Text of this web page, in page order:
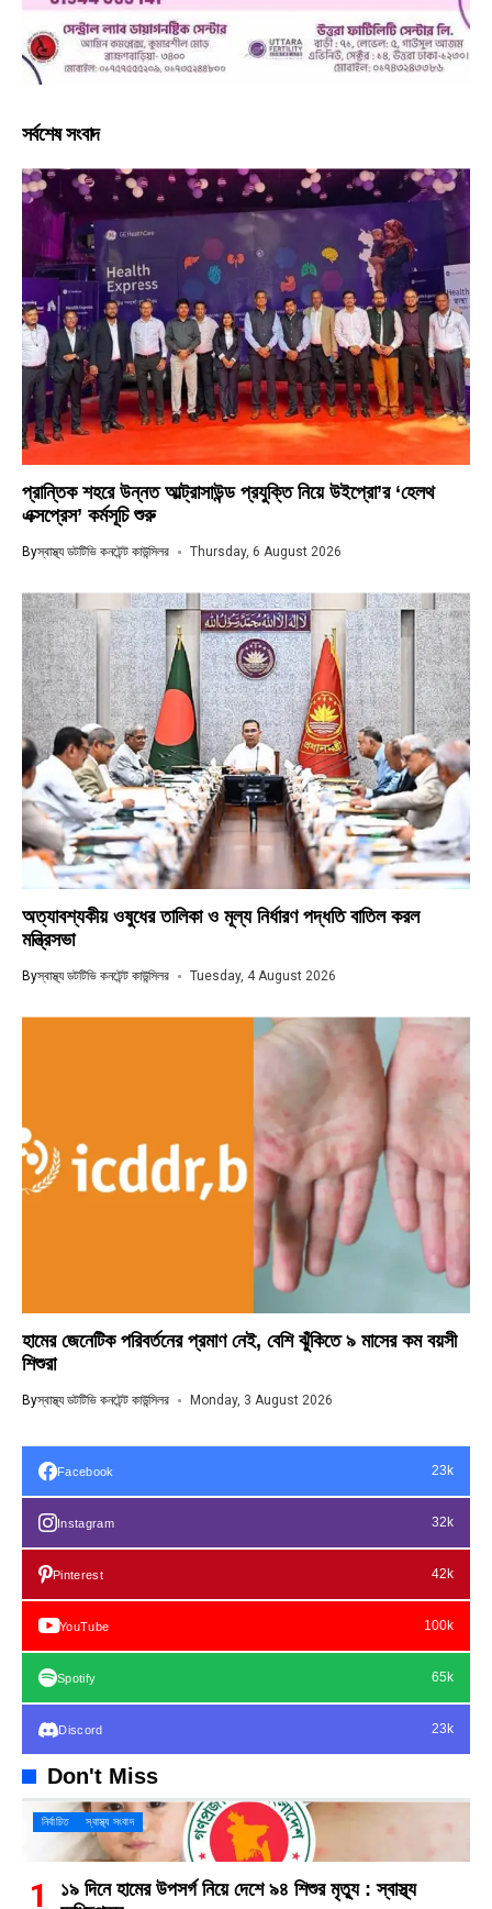
সর্বশেষ সংবাদ
প্রান্তিক শহরে উন্নত আল্ট্রাসাউন্ড প্রযুক্তি নিয়ে উইপ্রো’র ‘হেলথ
এক্সপ্রেস’ কর্মসূচি শুরু
Byস্বাস্থ্য ডটটিভি কনটেন্ট কাউন্সিলর Thursday, 6 August 2026
অত্যাবশ্যকীয় ওষুধের তালিকা ও মূল্য নির্ধারণ পদ্ধতি বাতিল করল
মন্ত্রিসভা
Byস্বাস্থ্য ডটটিভি কনটেন্ট কাউন্সিলর Tuesday, 4 August 2026
হামের জেনেটিক পরিবর্তনের প্রমাণ নেই, বেশি ঝুঁকিতে ৯ মাসের কম বয়সী
শিশুরা
Byস্বাস্থ্য ডটটিভি কনটেন্ট কাউন্সিলর Monday, 3 August 2026
Facebook 23k
Instagram 32k
Pinterest 42k
YouTube 100k
Spotify 65k
Discord 23k
Don't Miss
নির্বাচিত স্বাস্থ্য সংবাদ
১৯ দিনে হামের উপসর্গ নিয়ে দেশে ৯৪ শিশুর মৃত্যু : স্বাস্থ্য